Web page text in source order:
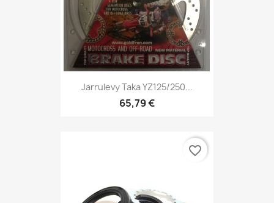
Jarrulevy Taka YZ125/250...
65,79 €
favorite_border